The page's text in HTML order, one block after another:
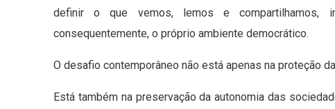
definir o que vemos, lemos e compartilhamos,
consequentemente, o próprio ambiente democrático.
O desafio contemporâneo não está apenas na proteção
Está também na preservação da autonomia das